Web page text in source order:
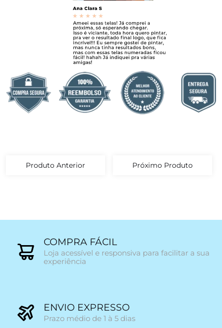
Produto Anterior Próximo Produto
COMPRA FÁCIL
Loja acessível e responsiva para facilitar a sua
experiência
ENVIO EXPRESSO
Prazo médio de 1 à 5 dias